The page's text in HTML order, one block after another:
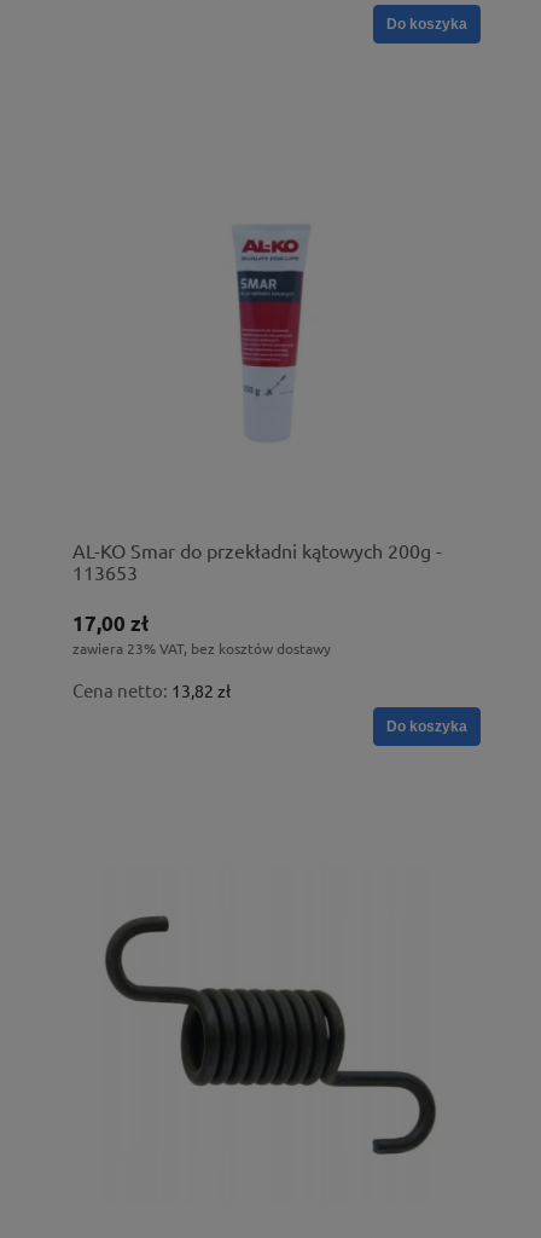
Do koszyka
AL-KO Smar do przekładni kątowych 200g -
113653
17,00 zł
zawiera 23% VAT, bez kosztów dostawy
Cena netto: 13,82 zł
Do koszyka